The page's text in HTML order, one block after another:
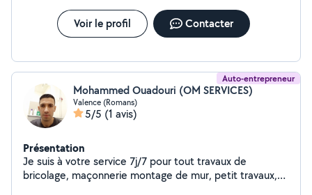
Voir le profil Contacter
Auto-entrepreneur
Mohammed Ouadouri (OM SERVICES)
Valence (Romans)
5/5 (1 avis)
Présentation
Je suis à votre service 7j/7 pour tout travaux de
bricolage, maçonnerie montage de mur, petit travaux,